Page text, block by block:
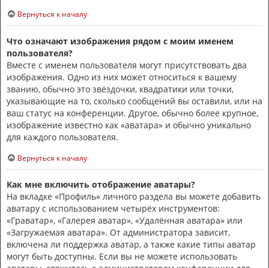
Вернуться к началу
Что означают изображения рядом с моим именем
пользователя?
Вместе с именем пользователя могут присутствовать два
изображения. Одно из них может относиться к вашему
званию, обычно это звёздочки, квадратики или точки,
указывающие на то, сколько сообщений вы оставили, или на
ваш статус на конференции. Другое, обычно более крупное,
изображение известно как «аватара» и обычно уникально
для каждого пользователя.
Вернуться к началу
Как мне включить отображение аватары?
На вкладке «Профиль» личного раздела вы можете добавить
аватару с использованием четырёх инструментов:
«Граватар», «Галерея аватар», «Удалённая аватара» или
«Загружаемая аватара». От администратора зависит,
включена ли поддержка аватар, а также какие типы аватар
могут быть доступны. Если вы не можете использовать